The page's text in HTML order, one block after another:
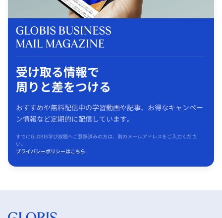
受け取る情報で
周りと差をつける
おすすめや無料配信中の学習動画や記事、お得なキャンペー
ン情報など定期的に配信しています。
すでにGLOBIS学び放題へご登録済みの方は、別のメールアドレスをご入力くださ
い。
プライバシーポリシーはこちら